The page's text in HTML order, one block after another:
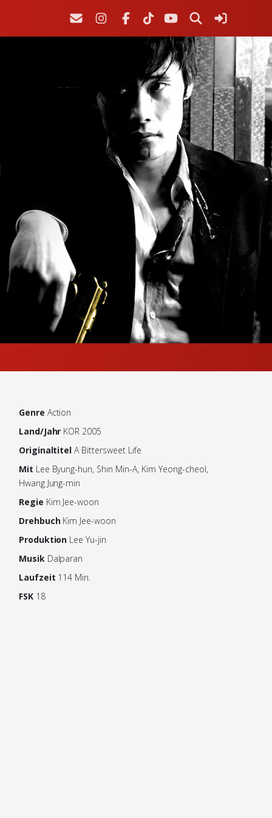
Genre Action
Land/Jahr KOR 2005
Originaltitel A Bittersweet Life
Mit Lee Byung-hun, Shin Min-A, Kim Yeong-cheol,
Hwang Jung-min
Regie Kim Jee-woon
Drehbuch Kim Jee-woon
Produktion Lee Yu-jin
Musik Dalparan
Laufzeit 114 Min.
FSK 18